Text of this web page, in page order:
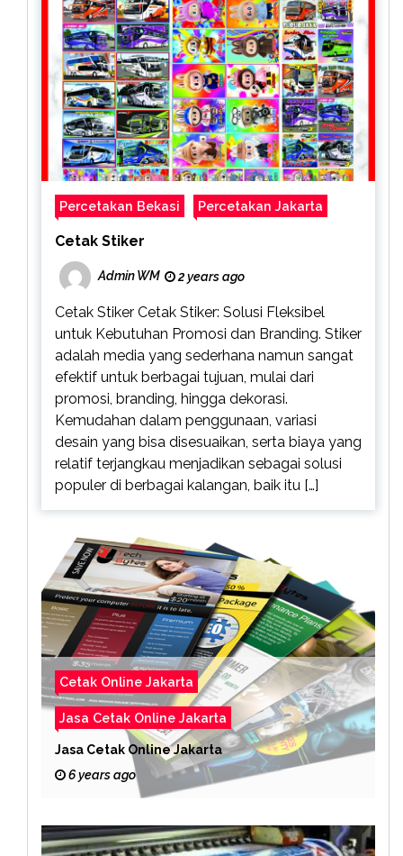
Percetakan Bekasi Percetakan Jakarta
Cetak Stiker
Admin WM 2 years ago
Cetak Stiker Cetak Stiker: Solusi Fleksibel
untuk Kebutuhan Promosi dan Branding. Stiker
adalah media yang sederhana namun sangat
efektif untuk berbagai tujuan, mulai dari
promosi, branding, hingga dekorasi.
Kemudahan dalam penggunaan, variasi
desain yang bisa disesuaikan, serta biaya yang
relatif terjangkau menjadikan sebagai solusi
populer di berbagai kalangan, baik itu […]
Cetak Online Jakarta
Jasa Cetak Online Jakarta
Jasa Cetak Online Jakarta
6 years ago